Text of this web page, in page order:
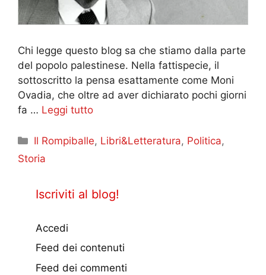
Chi legge questo blog sa che stiamo dalla parte
del popolo palestinese. Nella fattispecie, il
sottoscritto la pensa esattamente come Moni
Ovadia, che oltre ad aver dichiarato pochi giorni
fa … Leggi tutto
Categorie
Il Rompiballe, Libri&Letteratura, Politica,
Storia
Iscriviti al blog!
Accedi
Feed dei contenuti
Feed dei commenti